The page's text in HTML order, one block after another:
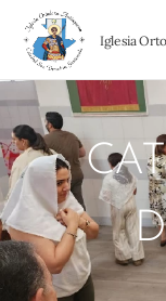
Iglesia